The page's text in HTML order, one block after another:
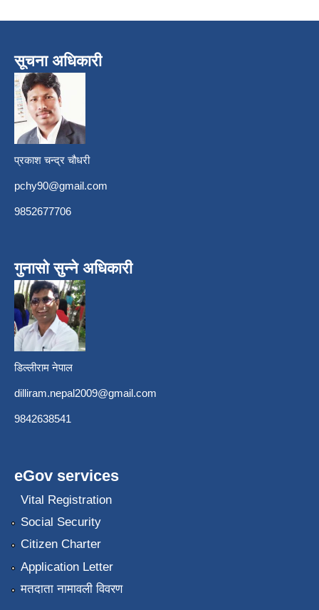
सूचना अधिकारी
प्रकाश चन्द्र चौधरी
pchy90@gmail.com
9852677706
गुनासो सुन्ने अधिकारी
डिल्लीराम नेपाल
dilliram.nepal2009@gmail.com
9842638541
eGov services
Vital Registration
Social Security
Citizen Charter
Application Letter
मतदाता नामावली विवरण